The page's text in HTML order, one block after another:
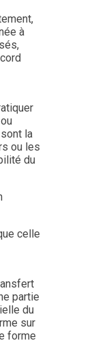
à
la
ou les
du
celle
partie
du
sur
forme